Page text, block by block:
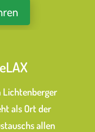
Lichtenberger
als Ort der
allen